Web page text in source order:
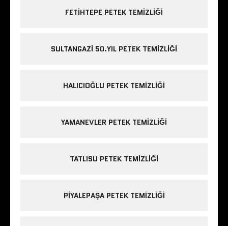
FETIHTEPE PETEK TEMIZLIĞI
SULTANGAZI 50.YIL PETEK TEMIZLIĞI
HALICIOĞLU PETEK TEMIZLIĞI
YAMANEVLER PETEK TEMIZLIĞI
TATLISU PETEK TEMIZLIĞI
PIYALEPAŞA PETEK TEMIZLIĞI